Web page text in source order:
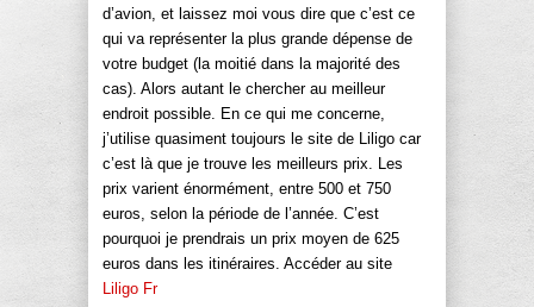
d’avion, et laissez moi vous dire que c’est ce
qui va représenter la plus grande dépense de
votre budget (la moitié dans la majorité des
cas). Alors autant le chercher au meilleur
endroit possible. En ce qui me concerne,
j’utilise quasiment toujours le site de Liligo car
c’est là que je trouve les meilleurs prix. Les
prix varient énormément, entre 500 et 750
euros, selon la période de l’année. C’est
pourquoi je prendrais un prix moyen de 625
euros dans les itinéraires. Accéder au site
Liligo Fr